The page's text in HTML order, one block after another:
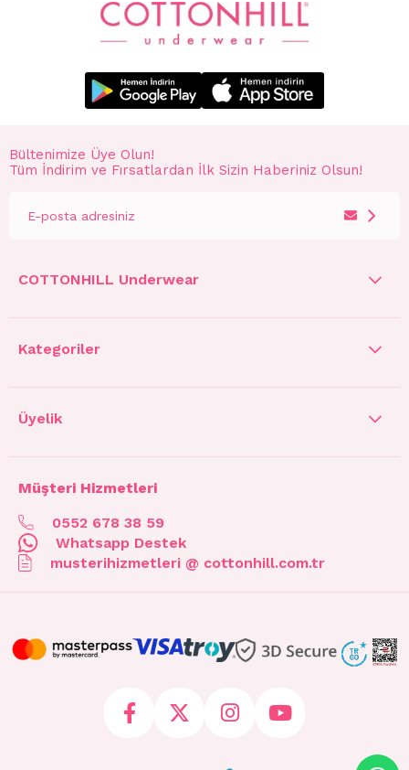
Bültenimize Üye Olun!
Tüm İndirim ve Fırsatlardan İlk Sizin Haberiniz Olsun!
COTTONHILL Underwear
Kategoriler
Üyelik
Müşteri Hizmetleri
0552 678 38 59
Whatsapp Destek
musterihizmetleri @ cottonhill.com.tr